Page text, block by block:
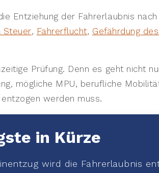
Entziehung der Fahrerlaubnis
Steuer, Fahrerflucht, Gefährdung
Prüfung. Denn es geht nicht
mögliche MPU, berufliche
werden muss.
in Kürze
wird die Fahrerlaubnis